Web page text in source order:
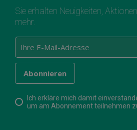
Sie erhalten Neuigkeiten,
mehr.
Ich erkläre mich damit
um am Abonnement teilnehmen